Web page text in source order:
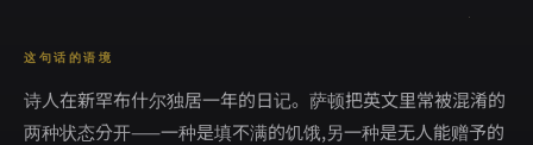
这句话的语境
诗人在新罕布什尔独居一年的日记。萨顿把英文里常被混淆的
两种状态分开——一种是填不满的饥饿,另一种是无人能赠予的